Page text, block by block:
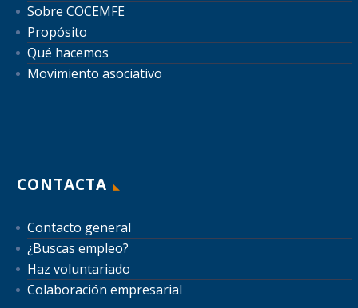
Sobre COCEMFE
Propósito
Qué hacemos
Movimiento asociativo
CONTACTA
Contacto general
¿Buscas empleo?
Haz voluntariado
Colaboración empresarial